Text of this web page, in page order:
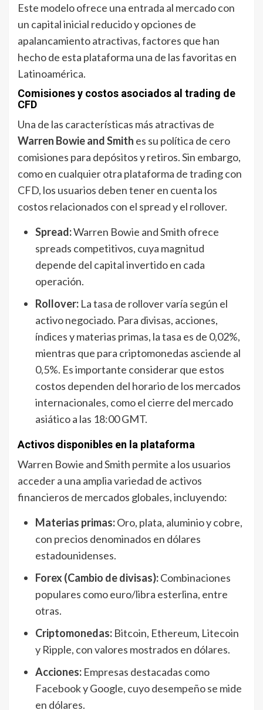
Este modelo ofrece una entrada al mercado con
un capital inicial reducido y opciones de
apalancamiento atractivas, factores que han
hecho de esta plataforma una de las favoritas en
Latinoamérica.
Comisiones y costos asociados al trading de
CFD
Una de las características más atractivas de
Warren Bowie and Smith es su política de cero
comisiones para depósitos y retiros. Sin embargo,
como en cualquier otra plataforma de trading con
CFD, los usuarios deben tener en cuenta los
costos relacionados con el spread y el rollover.
Spread:Warren Bowie and Smith ofrece
spreads competitivos, cuya magnitud
depende del capital invertido en cada
operación.
Rollover: La tasa de rollover varía según el
activo negociado. Para divisas, acciones,
índices y materias primas, la tasa es de 0,02%,
mientras que para criptomonedas asciende al
0,5%. Es importante considerar que estos
costos dependen del horario de los mercados
internacionales, como el cierre del mercado
asiático a las 18:00 GMT.
Activos disponibles en la plataforma
Warren Bowie and Smith permite a los usuarios
acceder a una amplia variedad de activos
financieros de mercados globales, incluyendo:
Materias primas:Oro, plata, aluminio y cobre,
con precios denominados en dólares
estadounidenses.
Forex (Cambio de divisas):Combinaciones
populares como euro/libra esterlina, entre
otras.
Criptomonedas: Bitcoin, Ethereum, Litecoin
y Ripple, con valores mostrados en dólares.
Acciones: Empresas destacadas como
Facebook y Google, cuyo desempeño se mide
en dólares.